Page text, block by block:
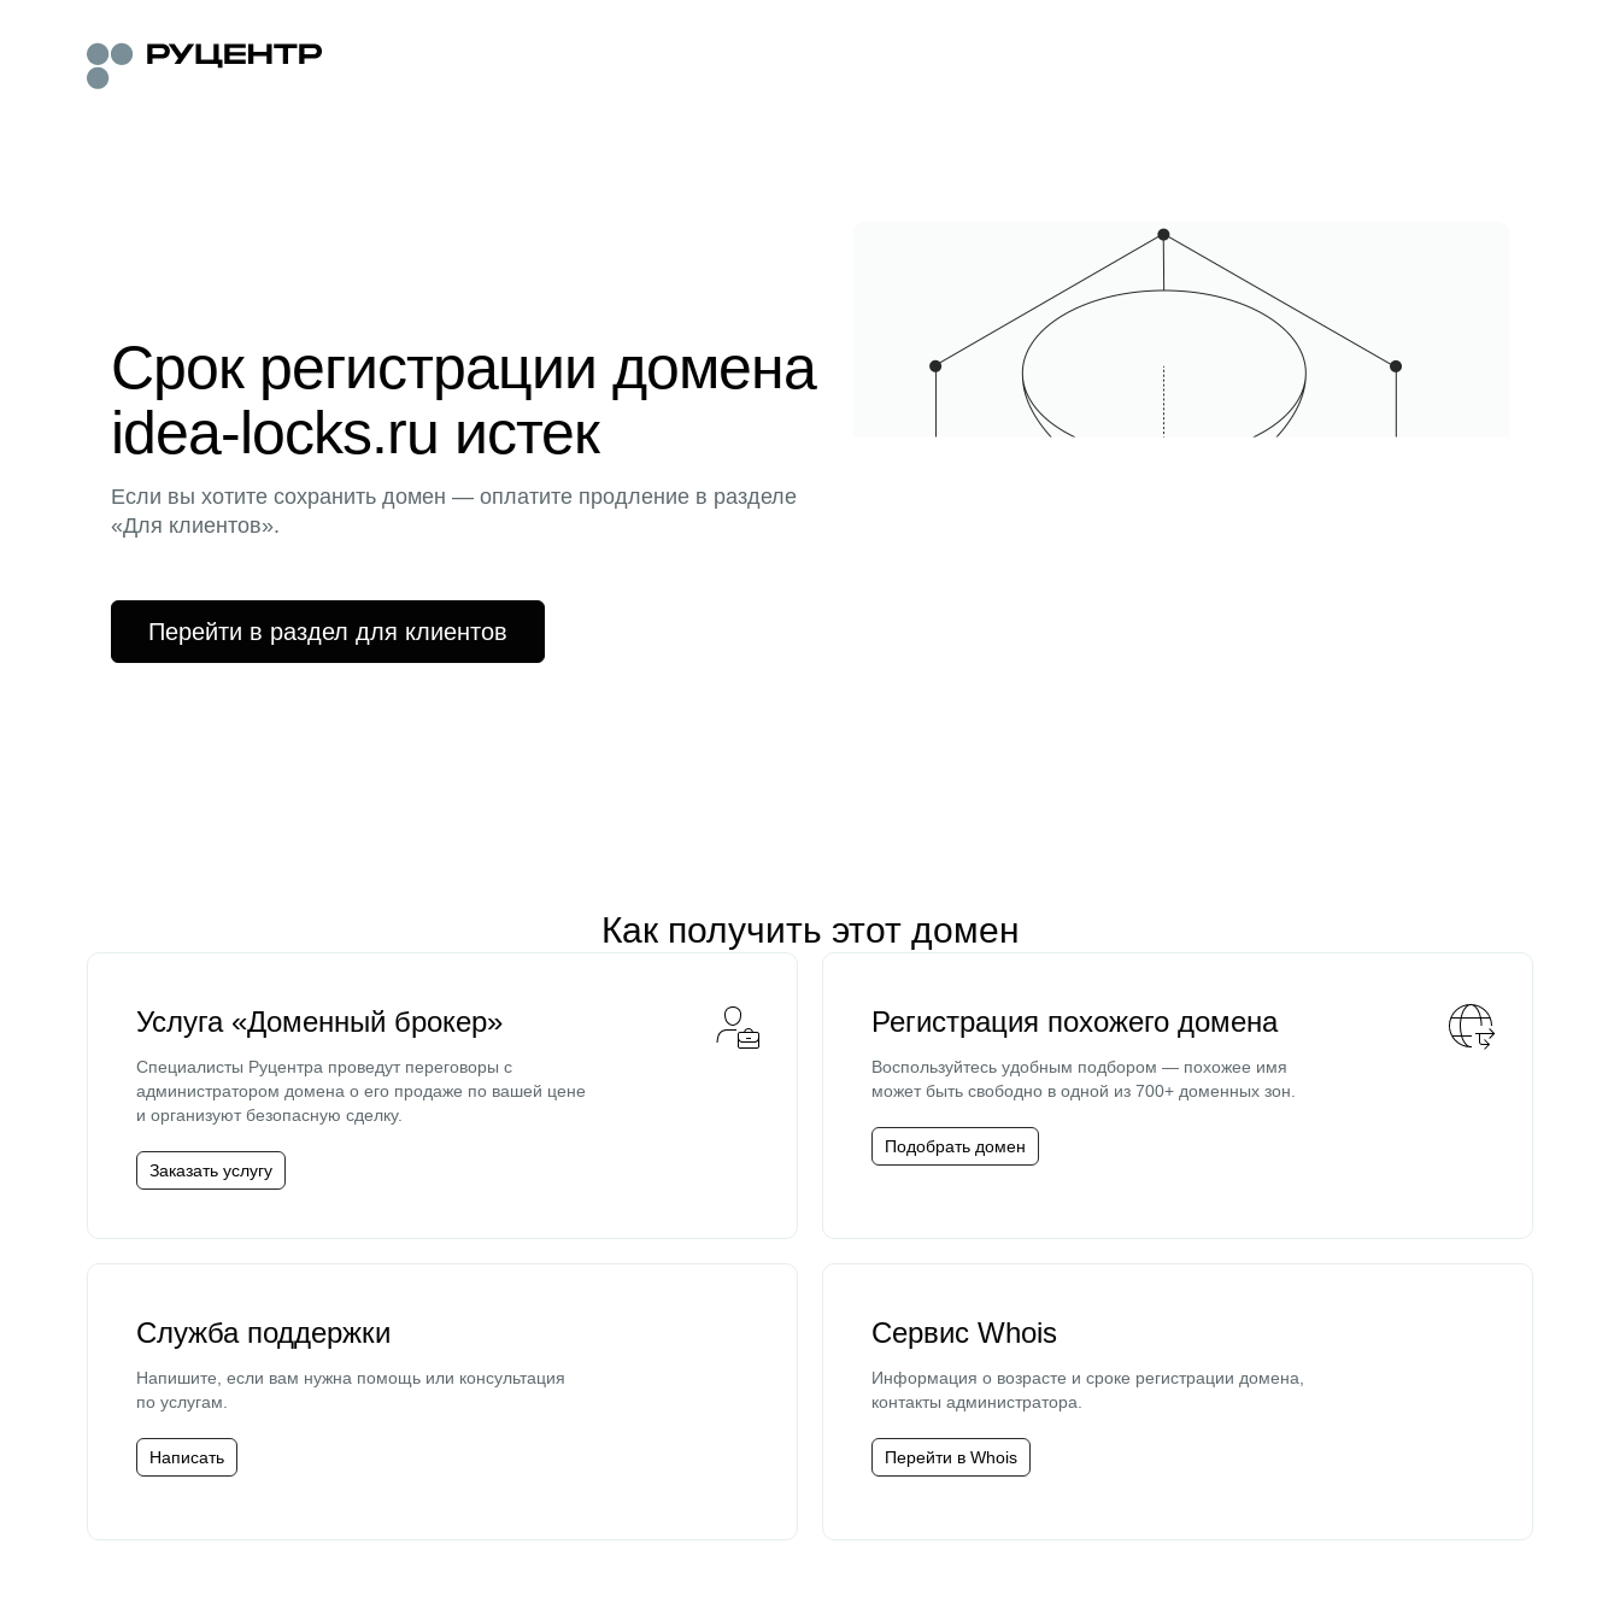
Срок регистрации домена
idea-locks.ru истек
Если вы хотите сохранить домен — оплатите продление в разделе
«Для клиентов».
Перейти в раздел для клиентов
Как получить этот домен
Услуга «Доменный брокер»
Специалисты Руцентра проведут переговоры с
администратором домена о его продаже по вашей цене
и организуют безопасную сделку.
Заказать услугу
Регистрация похожего домена
Воспользуйтесь удобным подбором — похожее имя
может быть свободно в одной из 700+ доменных зон.
Подобрать домен
Служба поддержки
Напишите, если вам нужна помощь или консультация
по услугам.
Написать
Сервис Whois
Информация о возрасте и сроке регистрации домена,
контакты администратора.
Перейти в Whois